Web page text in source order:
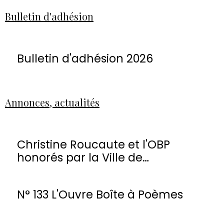
Bulletin d'adhésion
Bulletin d'adhésion 2026
Annonces, actualités
Christine Roucaute et l'OBP
honorés par la Ville de
N° 133 L'Ouvre Boîte à Poèmes